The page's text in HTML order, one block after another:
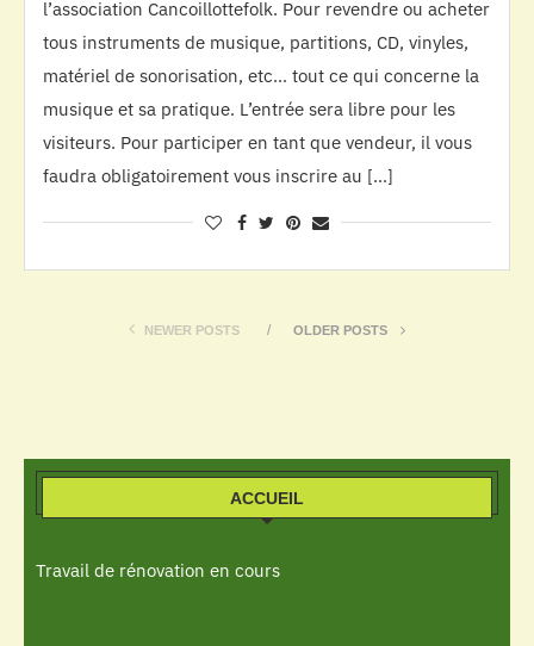
l’association Cancoillottefolk. Pour revendre ou acheter
tous instruments de musique, partitions, CD, vinyles,
matériel de sonorisation, etc… tout ce qui concerne la
musique et sa pratique. L’entrée sera libre pour les
visiteurs. Pour participer en tant que vendeur, il vous
faudra obligatoirement vous inscrire au […]
NEWER POSTS OLDER POSTS
ACCUEIL
Travail de rénovation en cours